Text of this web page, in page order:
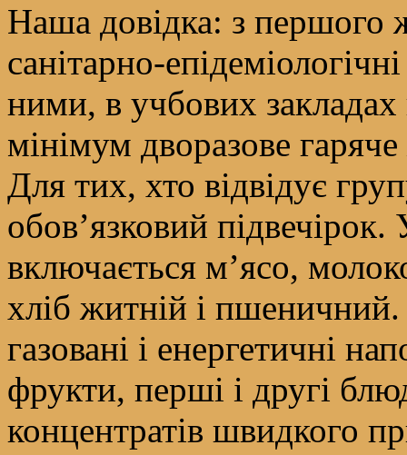
Наша довідка: з першого
санітарно-
ними, в учбових
мінімум дворазове
Для тих, хто відвідує
обов’язковий
включається м’ясо,
хліб житній і
газовані і енергетичні
фрукти, перші і другі
концентратів швидкого